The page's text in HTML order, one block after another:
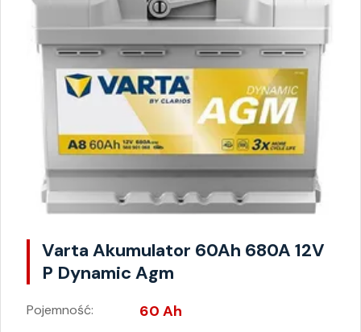
Varta Akumulator 60Ah 680A 12V
P Dynamic Agm
Pojemność: 60 Ah